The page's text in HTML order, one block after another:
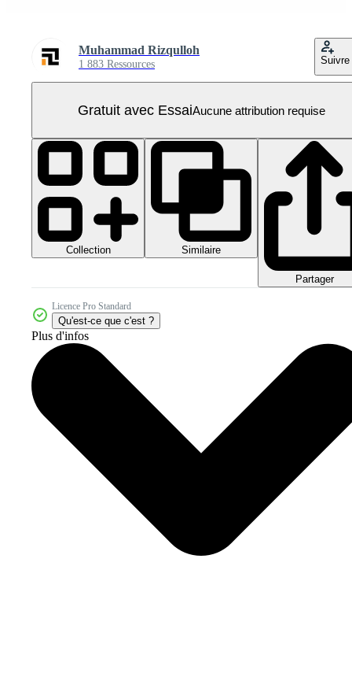
Muhammad Rizqulloh
1 883 Ressources Suivre
Gratuit avec EssaiAucune attribution requise
Collection Similaire
Partager
Licence Pro Standard
Qu'est-ce que c'est ?
Plus d'infos